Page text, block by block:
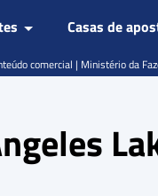
Casas de
comercial | Ministério da